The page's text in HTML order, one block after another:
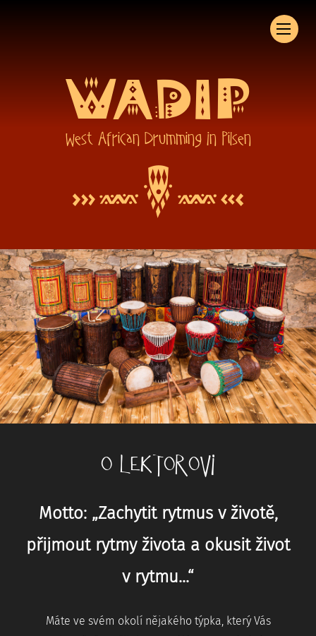
WADIP
West African Drumming In Pilsen
34W42
O LEKTOROVI
Motto: „Zachytit rytmus v životě,
přijmout rytmy života a okusit život
v rytmu...“
Máte ve svém okolí nějakého týpka, který Vás